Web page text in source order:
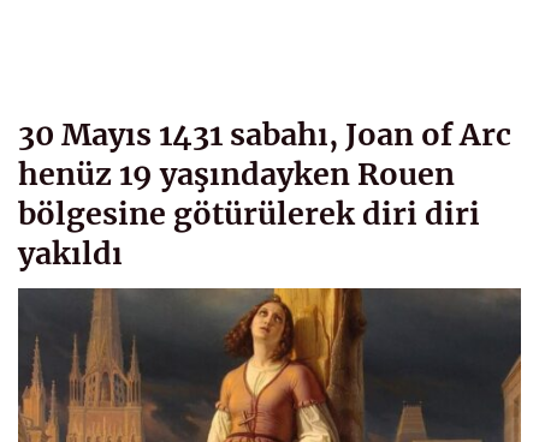
30 Mayıs 1431 sabahı, Joan of Arc
henüz 19 yaşındayken Rouen
bölgesine götürülerek diri diri
yakıldı